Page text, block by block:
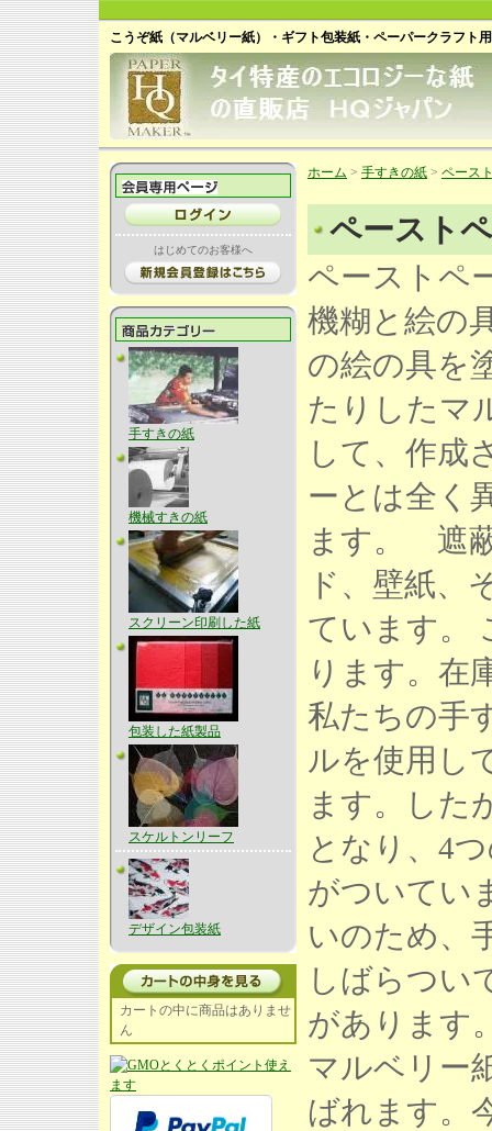
こうぞ紙（マルベリー紙）・ギフト包装紙・ペーパークラフト
はじめてのお客様へ
手すきの紙
機械すきの紙
スクリーン印刷した紙
包装した紙製品
スケルトンリーフ
デザイン包装紙
カートの中に商品はありませ
ん
ホーム > 手すきの紙 > ペース
ペースト
ペーストペ
機糊と絵の
の絵の具を
たりしたマ
して、作成
ーとは全く
ます。 遮
ド、壁紙、
ています。
ります。在
私たちの手
ルを使用し
ます。した
となり、4
がついてい
いのため、
しばらつい
があります
マルベリー
ばれます。